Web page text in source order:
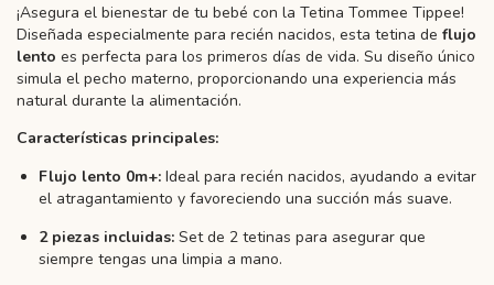
¡Asegura el bienestar de tu bebé con la Tetina Tommee Tippee!
Diseñada especialmente para recién nacidos, esta tetina de flujo
lento es perfecta para los primeros días de vida. Su diseño único
simula el pecho materno, proporcionando una experiencia más
natural durante la alimentación.
Características principales:
Flujo lento 0m+: Ideal para recién nacidos, ayudando a evitar
el atragantamiento y favoreciendo una succión más suave.
2 piezas incluidas: Set de 2 tetinas para asegurar que
siempre tengas una limpia a mano.